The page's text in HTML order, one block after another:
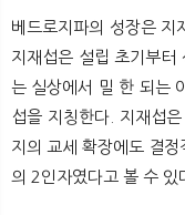
베드로지파의 성장은 지
지재섭은 설립 초기부터
는 실상에서 밀 한 되는
섭을 지칭한다. 지재섭
지의 교세 확장에도 결
의 2인자였다고 볼 수 있